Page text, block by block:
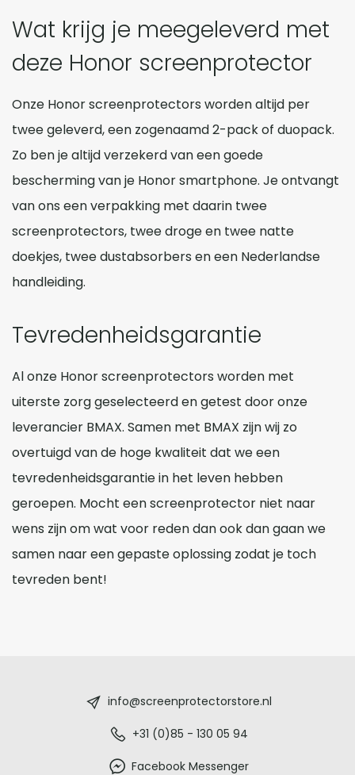
Wat krijg je meegeleverd met
deze Honor screenprotector
Onze Honor screenprotectors worden altijd per
twee geleverd, een zogenaamd 2-pack of duopack.
Zo ben je altijd verzekerd van een goede
bescherming van je Honor smartphone. Je ontvangt
van ons een verpakking met daarin twee
screenprotectors, twee droge en twee natte
doekjes, twee dustabsorbers en een Nederlandse
handleiding.
Tevredenheidsgarantie
Al onze Honor screenprotectors worden met
uiterste zorg geselecteerd en getest door onze
leverancier BMAX. Samen met BMAX zijn wij zo
overtuigd van de hoge kwaliteit dat we een
tevredenheidsgarantie in het leven hebben
geroepen. Mocht een screenprotector niet naar
wens zijn om wat voor reden dan ook dan gaan we
samen naar een gepaste oplossing zodat je toch
tevreden bent!
info@screenprotectorstore.nl
+31 (0)85 - 130 05 94
Facebook Messenger